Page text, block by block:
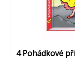
4 Pohádkové